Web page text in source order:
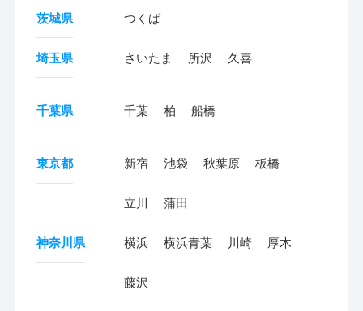
茨城県 つくば
埼玉県 さいたま 所沢 久喜
千葉県 千葉 柏 船橋
東京都 新宿 池袋 秋葉原 板橋
立川 蒲田
神奈川県 横浜 横浜青葉 川崎 厚木
藤沢